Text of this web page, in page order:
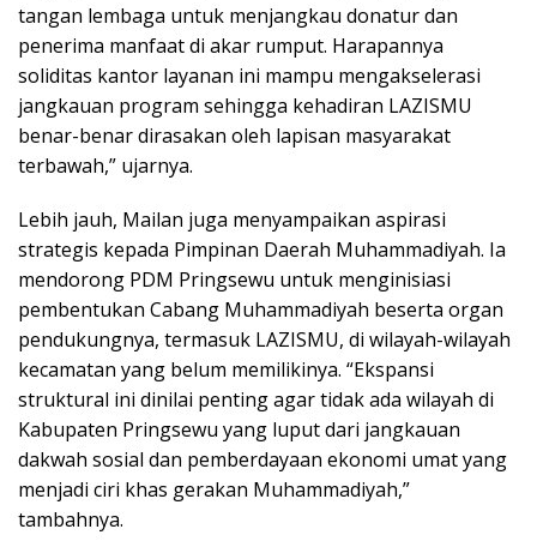
tangan lembaga untuk menjangkau donatur dan
penerima manfaat di akar rumput. Harapannya
soliditas kantor layanan ini mampu mengakselerasi
jangkauan program sehingga kehadiran LAZISMU
benar-benar dirasakan oleh lapisan masyarakat
terbawah,” ujarnya.
Lebih jauh, Mailan juga menyampaikan aspirasi
strategis kepada Pimpinan Daerah Muhammadiyah. Ia
mendorong PDM Pringsewu untuk menginisiasi
pembentukan Cabang Muhammadiyah beserta organ
pendukungnya, termasuk LAZISMU, di wilayah-wilayah
kecamatan yang belum memilikinya. “Ekspansi
struktural ini dinilai penting agar tidak ada wilayah di
Kabupaten Pringsewu yang luput dari jangkauan
dakwah sosial dan pemberdayaan ekonomi umat yang
menjadi ciri khas gerakan Muhammadiyah,”
tambahnya.